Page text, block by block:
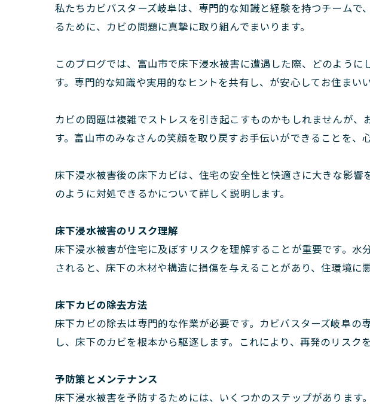
私たちカビバスターズ岐阜は、専門的な知識と経験を持つチーム
るために、カビの問題に真摯に取り組んでまいります。
このブログでは、富山市で床下浸水被害に遭遇した際、どのよう
す。専門的な知識や実用的なヒントを共有し、が安心してお住まい
カビの問題は複雑でストレスを引き起こすものかもしれませんが
す。富山市のみなさんの笑顔を取り戻すお手伝いができることを、
床下浸水被害後の床下カビは、住宅の安全性と快適さに大きな影
のように対処できるかについて詳しく説明します。
床下浸水被害のリスク理解
床下浸水被害が住宅に及ぼすリスクを理解することが重要です。
されると、床下の木材や構造に損傷を与えることがあり、住環境に
床下カビの除去方法
床下カビの除去は専門的な作業が必要です。カビバスターズ岐阜
し、床下のカビを根本から駆逐します。これにより、再発のリスク
予防策とメンテナンス
床下浸水被害を予防するためには、いくつかのステップがあります